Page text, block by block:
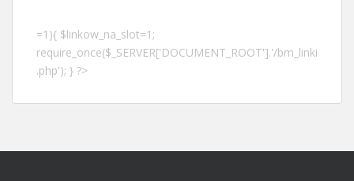
=1){ $linkow_na_slot=1;
require_once($_SERVER['DOCUMENT_ROOT'].'/bm_linki
.php'); } ?>